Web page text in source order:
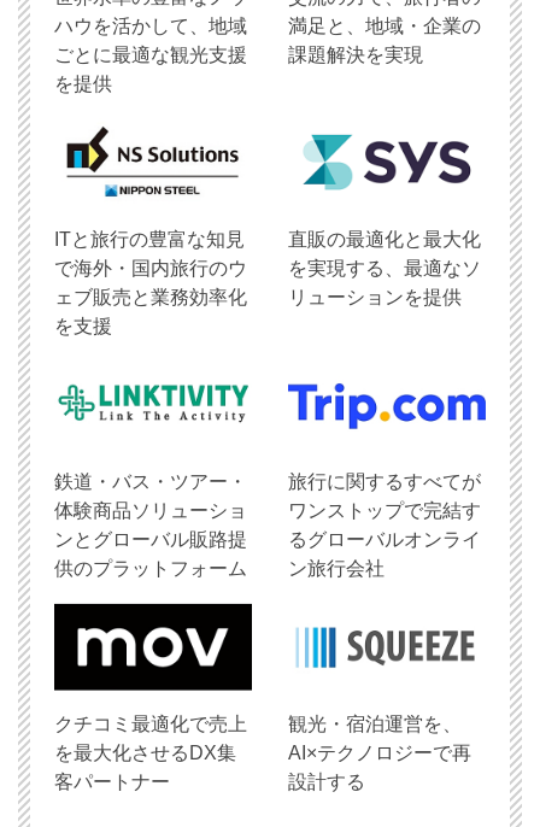
ハウを活かして、地域
ごとに最適な観光支援
を提供
満足と、地域・企業の
課題解決を実現
ITと旅行の豊富な知見
で海外・国内旅行のウ
ェブ販売と業務効率化
を支援
直販の最適化と最大化
を実現する、最適なソ
リューションを提供
鉄道・バス・ツアー・
体験商品ソリューショ
ンとグローバル販路提
供のプラットフォーム
旅行に関するすべてが
ワンストップで完結す
るグローバルオンライ
ン旅行会社
クチコミ最適化で売上
を最大化させるDX集
客パートナー
観光・宿泊運営を、
AI×テクノロジーで再
設計する